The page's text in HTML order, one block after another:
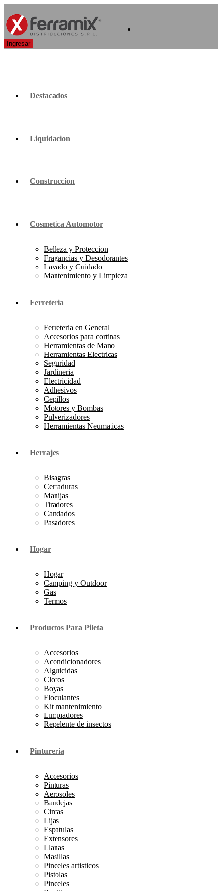
Destacados
Liquidacion
Construccion
Cosmetica Automotor
Belleza y Proteccion
Fragancias y Desodorantes
Lavado y Cuidado
Mantenimiento y Limpieza
Ferreteria
Ferreteria en General
Accesorios para cortinas
Herramientas de Mano
Herramientas Electricas
Seguridad
Jardineria
Electricidad
Adhesivos
Cepillos
Motores y Bombas
Pulverizadores
Herramientas Neumaticas
Herrajes
Bisagras
Cerraduras
Manijas
Tiradores
Candados
Pasadores
Hogar
Hogar
Camping y Outdoor
Gas
Termos
Productos Para Pileta
Accesorios
Acondicionadores
Alguicidas
Cloros
Boyas
Floculantes
Kit mantenimiento
Limpiadores
Repelente de insectos
Pintureria
Accesorios
Pinturas
Aerosoles
Bandejas
Cintas
Lijas
Espatulas
Extensores
Llanas
Masillas
Pinceles artisticos
Pistolas
Pinceles